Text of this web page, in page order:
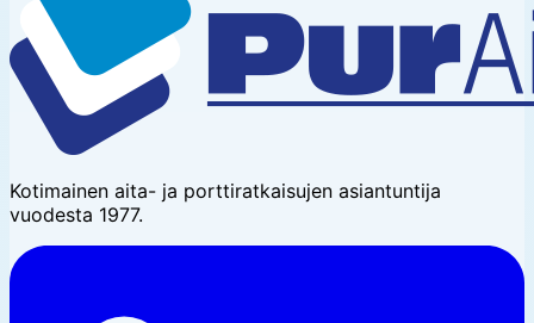
Kotimainen aita- ja porttiratkaisujen asiantuntija
vuodesta 1977.